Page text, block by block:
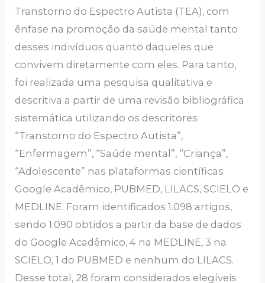
Transtorno do Espectro Autista (TEA), com
ênfase na promoção da saúde mental tanto
desses indivíduos quanto daqueles que
convivem diretamente com eles. Para tanto,
foi realizada uma pesquisa qualitativa e
descritiva a partir de uma revisão bibliográfica
sistemática utilizando os descritores
“Transtorno do Espectro Autista”,
“Enfermagem”, “Saúde mental”, “Criança”,
“Adolescente” nas plataformas científicas
Google Acadêmico, PUBMED, LILACS, SCIELO e
MEDLINE. Foram identificados 1.098 artigos,
sendo 1.090 obtidos a partir da base de dados
do Google Acadêmico, 4 na MEDLINE, 3 na
SCIELO, 1 do PUBMED e nenhum do LILACS.
Desse total, 28 foram considerados elegíveis